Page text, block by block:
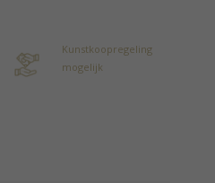
Kunstkoopregeling
mogelijk